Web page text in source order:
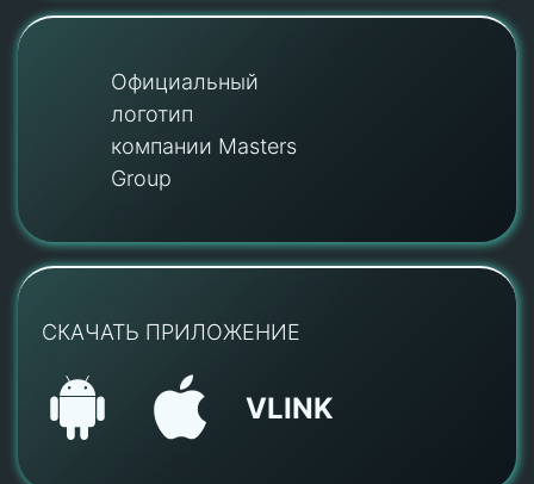
Официальный
логотип
компании Masters
Group
СКАЧАТЬ ПРИЛОЖЕНИЕ
VLINK